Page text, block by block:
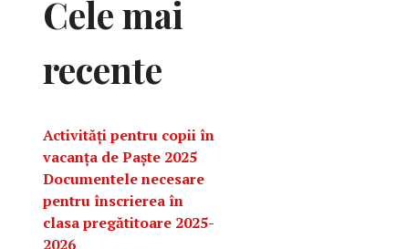
Cele mai
recente
Activități pentru copii în
vacanța de Paște 2025
Documentele necesare
pentru înscrierea în
clasa pregătitoare 2025-
2026